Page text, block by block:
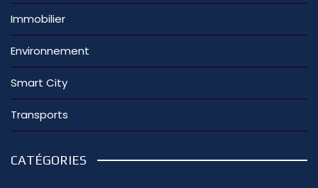
Immobilier
Environnement
Smart City
Transports
CATÉGORIES